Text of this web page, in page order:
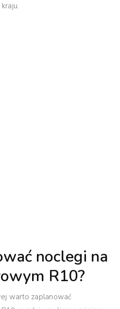
noclegi na
R10?
warto zaplanować